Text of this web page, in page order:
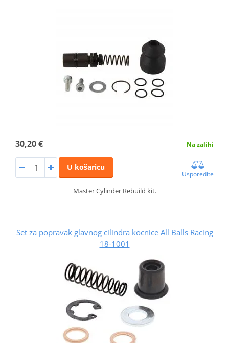
30,20 € Na zalihi
U košaricu
Usporedite
Master Cylinder Rebuild kit.
Set za popravak glavnog cilindra kocnice All Balls Racing
18-1001